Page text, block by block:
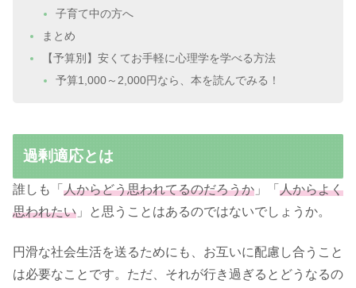
子育て中の方へ
まとめ
【予算別】安くてお手軽に心理学を学べる方法
予算1,000～2,000円なら、本を読んでみる！
過剰適応とは
誰しも「 人からどう思われてるのだろうか 」「 人からよく
思われたい 」と思うことはあるのではないでしょうか。
円滑な社会生活を送るためにも、お互いに配慮し合うこと
は必要なことです。ただ、それが行き過ぎるとどうなるの